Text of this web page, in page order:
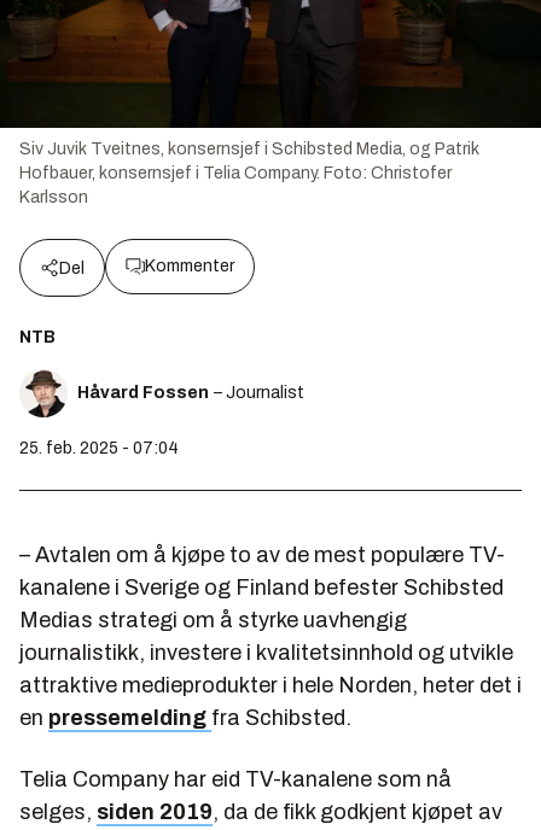
Siv Juvik Tveitnes, konsernsjef i Schibsted Media, og Patrik
Hofbauer, konsernsjef i Telia Company. Foto: Christofer
Karlsson
Del Kommenter
NTB
Håvard Fossen – Journalist
25. feb. 2025 - 07:04
– Avtalen om å kjøpe to av de mest populære TV-
kanalene i Sverige og Finland befester Schibsted
Medias strategi om å styrke uavhengig
journalistikk, investere i kvalitetsinnhold og utvikle
attraktive medieprodukter i hele Norden, heter det i
en pressemelding fra Schibsted.
Telia Company har eid TV-kanalene som nå
selges, siden 2019, da de fikk godkjent kjøpet av